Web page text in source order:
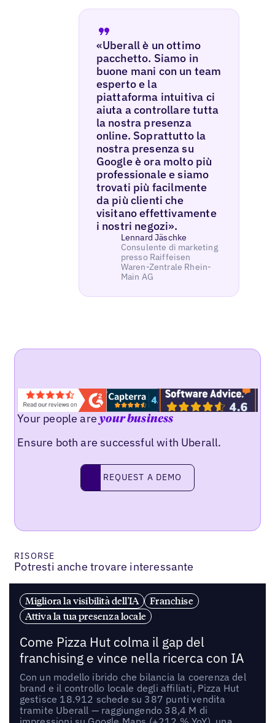
«Uberall è un ottimo
pacchetto. Siamo in
buone mani con un team
esperto e la
piattaforma intuitiva ci
aiuta a controllare tutta
la nostra presenza
online. Soprattutto la
nostra presenza su
Google è ora molto più
professionale e siamo
trovati più facilmente
da più clienti che
visitano effettivamente
i nostri negozi».
Lennard Jäschke
Consulente di marketing
presso Raiffeisen
Waren-Zentrale Rhein-
Main AG
Your people areyour business
Ensure both are successful with Uberall.
request a demo
REQUEST A DEMO
RISORSE
Potresti anche trovare interessante
Migliora la visibilità dell'IA
Franchise
Attiva la tua presenza locale
Come Pizza Hut colma il gap del
franchising e vince nella ricerca con IA
Con un modello ibrido che bilancia la coerenza del
brand e il controllo locale degli affiliati, Pizza Hut
gestisce 18.912 schede su 387 punti vendita
tramite Uberall — raggiungendo 38,4 M di